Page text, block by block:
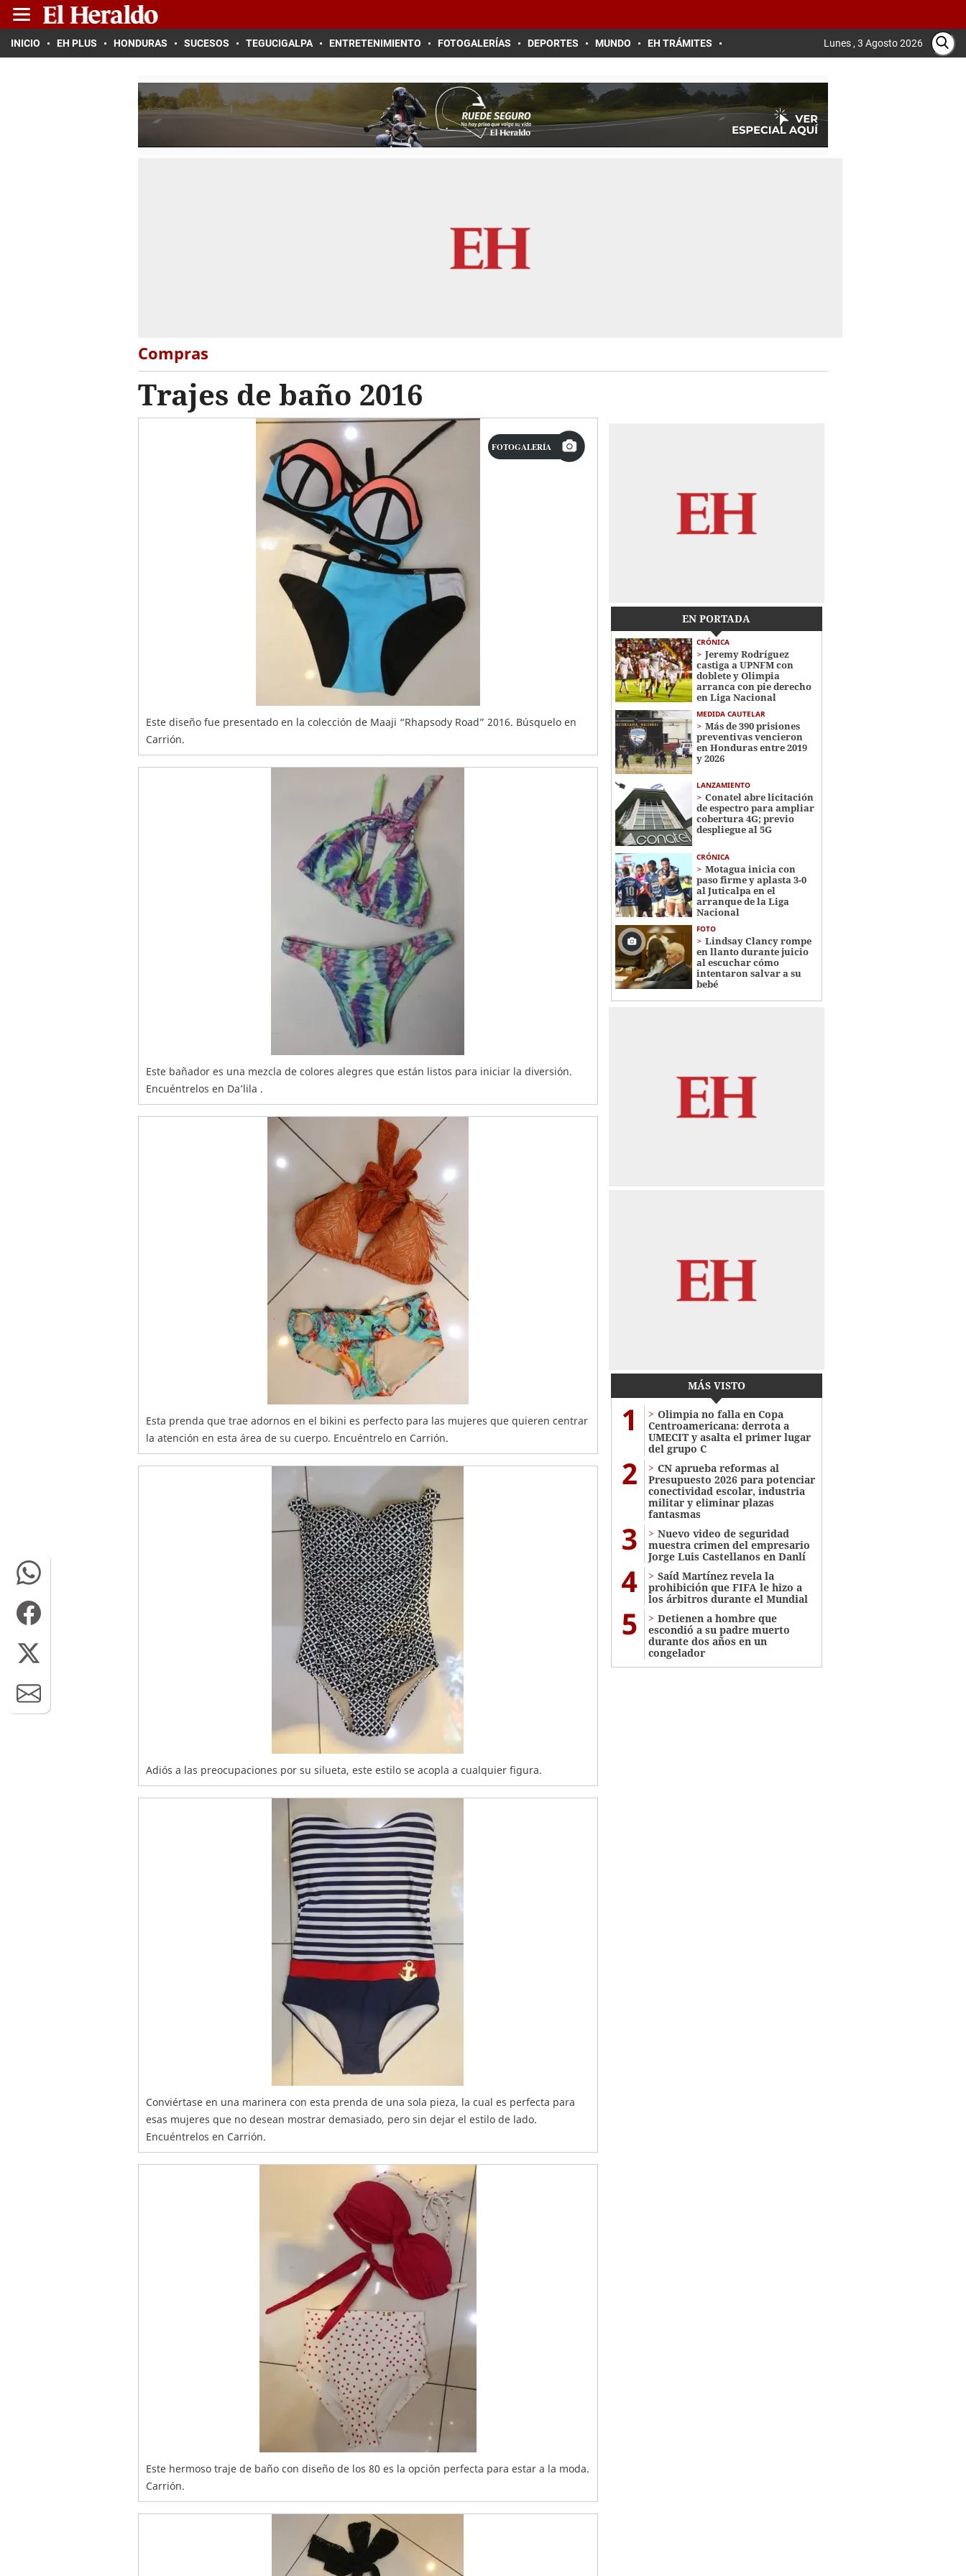
INICIO EH PLUS HONDURAS SUCESOS TEGUCIGALPA ENTRETENIMIENTO FOTOGALERÍAS DEPORTES MUNDO EH TRÁMITES Lunes , 3 Agosto 2026
Compras
Trajes de baño 2016
FOTOGALERÍA
Este diseño fue presentado en la colección de Maaji “Rhapsody Road” 2016. Búsquelo en
Carrión.
Este bañador es una mezcla de colores alegres que están listos para iniciar la diversión.
Encuéntrelos en Da’lila .
Esta prenda que trae adornos en el bikini es perfecto para las mujeres que quieren centrar
la atención en esta área de su cuerpo. Encuéntrelo en Carrión.
Adiós a las preocupaciones por su silueta, este estilo se acopla a cualquier figura.
Conviértase en una marinera con esta prenda de una sola pieza, la cual es perfecta para
esas mujeres que no desean mostrar demasiado, pero sin dejar el estilo de lado.
Encuéntrelos en Carrión.
Este hermoso traje de baño con diseño de los 80 es la opción perfecta para estar a la moda.
Carrión.
EN PORTADA
CRÓNICA
Jeremy Rodríguez
castiga a UPNFM con
doblete y Olimpia
arranca con pie derecho
en Liga Nacional
MEDIDA CAUTELAR
Más de 390 prisiones
preventivas vencieron
en Honduras entre 2019
y 2026
LANZAMIENTO
Conatel abre licitación
de espectro para ampliar
cobertura 4G; previo
despliegue al 5G
CRÓNICA
Motagua inicia con
paso firme y aplasta 3-0
al Juticalpa en el
arranque de la Liga
Nacional
FOTO
Lindsay Clancy rompe
en llanto durante juicio
al escuchar cómo
intentaron salvar a su
bebé
MÁS VISTO
1
Olimpia no falla en Copa
Centroamericana: derrota a
UMECIT y asalta el primer lugar
del grupo C
2
CN aprueba reformas al
Presupuesto 2026 para potenciar
conectividad escolar, industria
militar y eliminar plazas
fantasmas
3
Nuevo video de seguridad
muestra crimen del empresario
Jorge Luis Castellanos en Danlí
4
Saíd Martínez revela la
prohibición que FIFA le hizo a
los árbitros durante el Mundial
5
Detienen a hombre que
escondió a su padre muerto
durante dos años en un
congelador